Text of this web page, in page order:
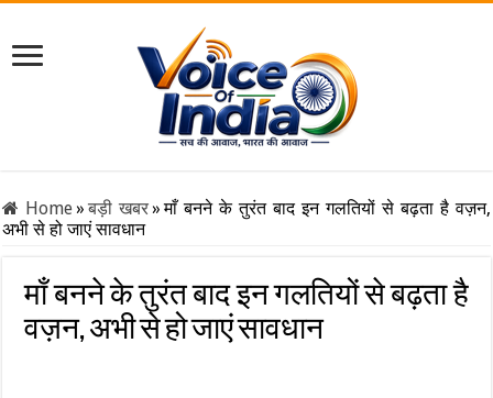
Home» बड़ी खबर» माँ बनने के तुरंत बाद इन गलतियों से बढ़ता है वज़न,
अभी से हो जाएं सावधान
माँ बनने के तुरंत बाद इन गलतियों से बढ़ता है
वज़न, अभी से हो जाएं सावधान